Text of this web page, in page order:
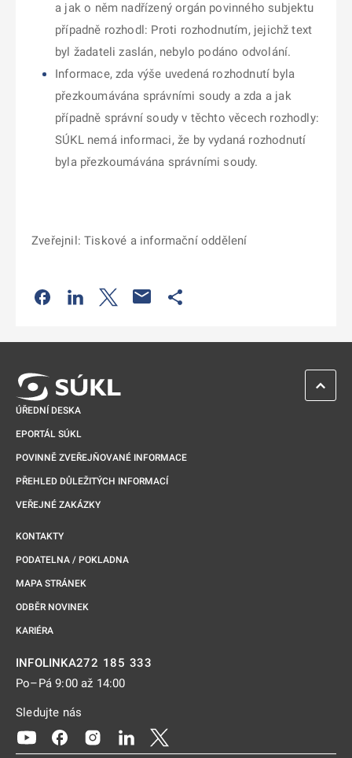
a jak o něm nadřízený orgán povinného subjektu
případně rozhodl: Proti rozhodnutím, jejichž text
byl žadateli zaslán, nebylo podáno odvolání.
Informace, zda výše uvedená rozhodnutí byla
přezkoumávána správními soudy a zda a jak
případně správní soudy v těchto věcech rozhodly:
SÚKL nemá informaci, že by vydaná rozhodnutí
byla přezkoumávána správními soudy.
Zveřejnil: Tiskové a informační oddělení
Odkaz se otevře na nové kartě
Odkaz se otevře na nové kartě
Odkaz se otevře na nové kartě
ÚŘEDNÍ DESKA
EPORTÁL SÚKL
POVINNĚ ZVEŘEJŇOVANÉ INFORMACE
PŘEHLED DŮLEŽITÝCH INFORMACÍ
VEŘEJNÉ ZAKÁZKY
KONTAKTY
PODATELNA / POKLADNA
MAPA STRÁNEK
ODBĚR NOVINEK
KARIÉRA
INFOLINKA272 185 333
Po–Pá 9:00 až 14:00
Sledujte nás
Odkaz se otevře na nové kartě
Odkaz se otevře na nové kartě
Odkaz se otevře na nové kartě
Odkaz se otevře na nové kartě
ZPĚT